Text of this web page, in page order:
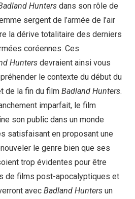
Hunters dans son rôle de
sergent de l’armée de l’air
la dérive totalitaire des derniers
coréennes. Ces
Hunters devraient ainsi vous
le contexte du début du
de la fin du film Badland Hunters.
imparfait, le film
son public dans un monde
satisfaisant en proposant une
le genre bien que ses
trop évidentes pour être
de films post-apocalyptiques et
avec Badland Hunters un